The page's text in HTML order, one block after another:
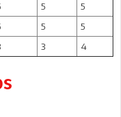
5
5
5
5
3 4